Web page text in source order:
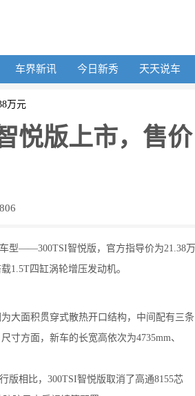
车界新讯 今日新秀 天天说车
万元
悦版上市，售价
型——300TSI智悦版，官方指导价为21.38万
1.5T四缸涡轮增压发动机。
大面积贯穿式散热开口结构，中间配有三条
寸方面，新车的长宽高依次为4735mm、
版相比，300TSI智悦版取消了高通8155芯